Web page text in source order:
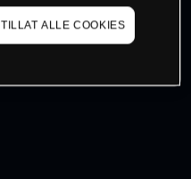
TILLAT ALLE COOKIES